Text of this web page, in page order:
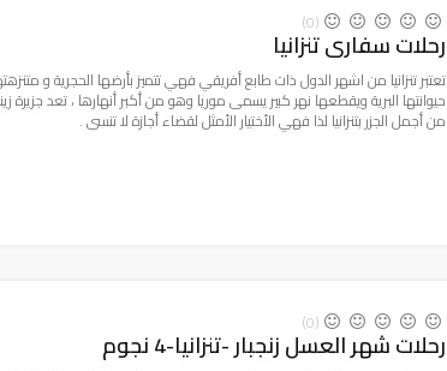
(0)
رحلات سفارى تنزانيا
تعتبر تنزانيا من اشهر الدول ذات طابع أفريقي فهي تتميز بأرضها الحجرية و
حيوانتها البرية ويقطعها نهر كبير يسمى موريا وهو من أكبر أنهارها ، تعد جزيرة
من أجمل الجزر بتنزانيا لذا فهي الأختيار الأمثل لقضاء أجازة لا تنسى .
(0)
رحلات شهر العسل زنجبار -تنزانيا-4 نجوم